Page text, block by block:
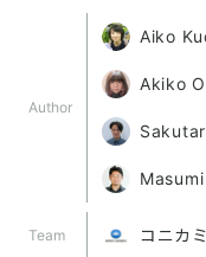
Author
Aiko
Akiko
Team コニカ